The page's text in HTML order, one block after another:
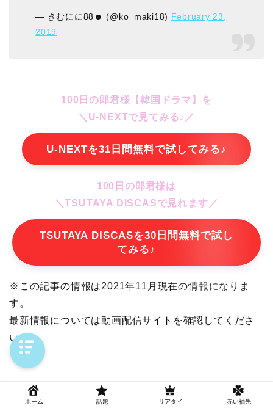
— きむにに88☻ (@ko_maki18) February 23,
2019
100日の郎君様【韓国ドラマ】を
＼U-NEXTで見てみる♪／
U-NEXTを31日間無料で試してみる♪
100日の郎君様は
＼TSUTAYA DISCASで見れます／
TSUTAYA DISCASを30日間無料で試し
てみる♪
※この記事の情報は2021年11月現在の情報になりま
す。
最新情報については動画配信サイトを確認してくださ
い。
Sponsored Link
ホーム 話題 リアタイ 赤い袖先